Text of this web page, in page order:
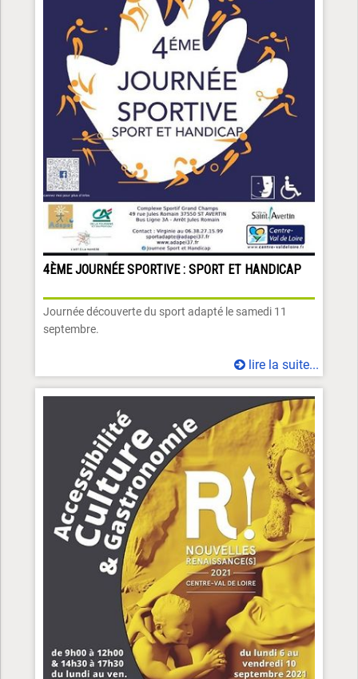
4ÈME JOURNÉE SPORTIVE : SPORT ET HANDICAP
Journée découverte du sport adapté le samedi 11
septembre.
lire la suite...